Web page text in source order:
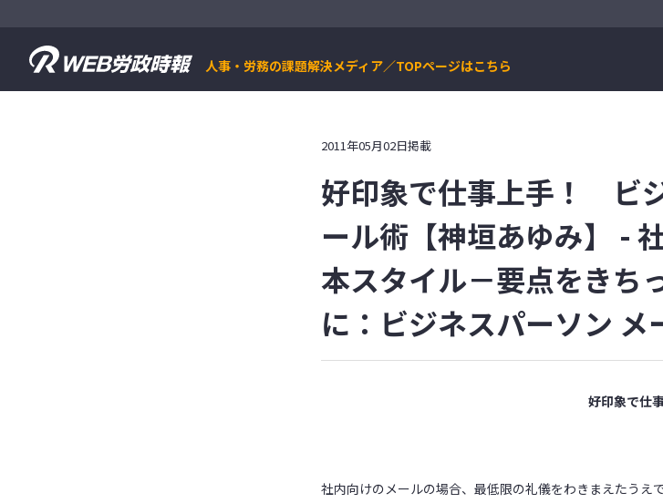
人事・労務の課題解決メディア／TOPページはこちら
2011年05月02日掲載
好印象で仕事上手！ ビ
ール術【神垣あゆみ】 -
本スタイル－要点をきち
に：ビジネスパーソン メ
好印象で仕
社内向けのメールの場合、最低限の礼儀をわきまえたうえ